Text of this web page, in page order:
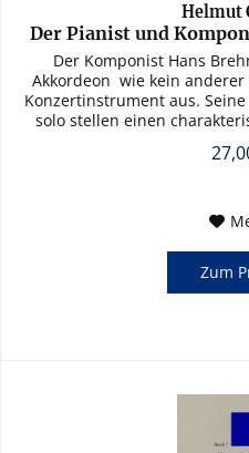
Helmut
Der Pianist und
Der Komponist Hans
Akkordeon  wie kein
Konzertinstrument aus.
solo stellen einen
Zum